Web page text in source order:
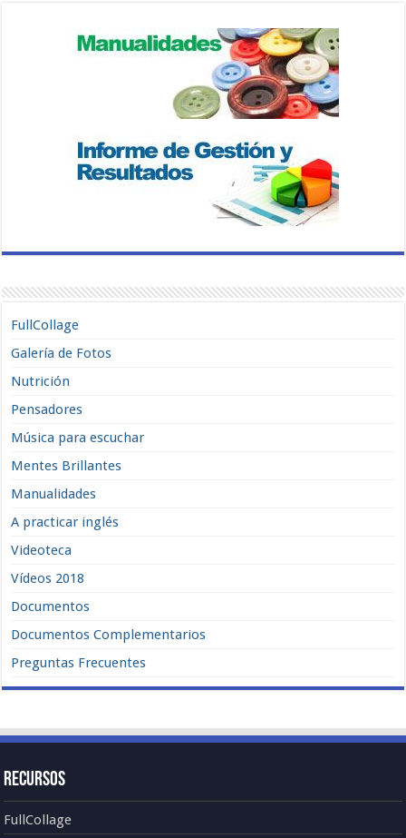
FullCollage
Galería de Fotos
Nutrición
Pensadores
Música para escuchar
Mentes Brillantes
Manualidades
A practicar inglés
Videoteca
Vídeos 2018
Documentos
Documentos Complementarios
Preguntas Frecuentes
Recursos
FullCollage